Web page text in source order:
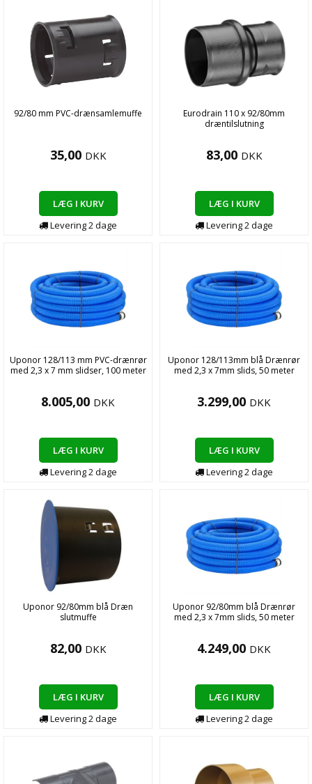
92/80 mm PVC-drænsamlemuffe
35,00 DKK
LÆG I KURV
Levering2dage
Eurodrain 110 x 92/80mm
dræntilslutning
83,00 DKK
LÆG I KURV
Levering2dage
Uponor 128/113 mm PVC-drænrør
med 2,3 x 7 mm slidser, 100 meter
8.005,00 DKK
LÆG I KURV
Levering2dage
Uponor 128/113mm blå Drænrør
med 2,3 x 7mm slids, 50 meter
3.299,00 DKK
LÆG I KURV
Levering2dage
Uponor 92/80mm blå Dræn
slutmuffe
82,00 DKK
LÆG I KURV
Levering2dage
Uponor 92/80mm blå Drænrør
med 2,3 x 7mm slids, 50 meter
4.249,00 DKK
LÆG I KURV
Levering2dage